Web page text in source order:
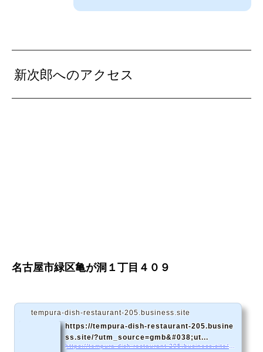
新次郎へのアクセス
名古屋市緑区亀が洞１丁目４０９
tempura-dish-restaurant-205.business.site
https://tempura-dish-restaurant-205.busine
ss.site/?utm_source=gmb&#038;ut...
https://tempura-dish-restaurant-205.business.site/?utm_source=gmb&#038;utm_medium=referral